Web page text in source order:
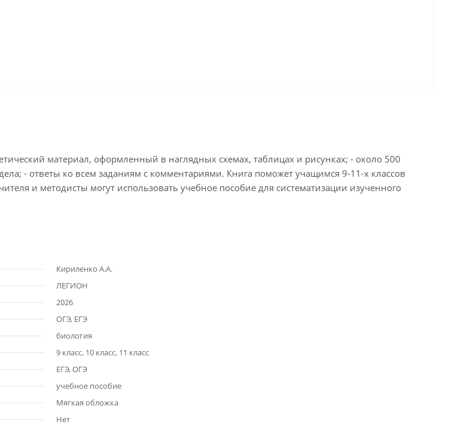
материал, оформленный в наглядных схемах, таблицах и рисунках; - около 500
- ответы ко всем заданиям с комментариями. Книга поможет учащимся 9-11-х классов
и методисты могут использовать учебное пособие для систематизации изученного
Кириленко А.А.
ЛЕГИОН
2026
ОГЭ, ЕГЭ
биология
9 класс, 10 класс, 11 класс
ЕГЭ, ОГЭ
учебное пособие
Мягкая обложка
Нет